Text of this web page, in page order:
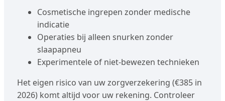
Cosmetische ingrepen zonder medische
indicatie
Operaties bij alleen snurken zonder
slaapapneu
Experimentele of niet-bewezen technieken
Het eigen risico van uw zorgverzekering (€385 in
2026) komt altijd voor uw rekening. Controleer